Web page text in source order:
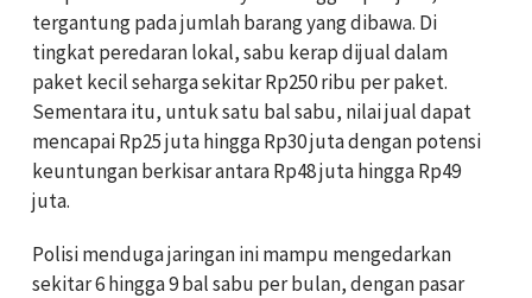
tergantung pada jumlah barang yang dibawa. Di
tingkat peredaran lokal, sabu kerap dijual dalam
paket kecil seharga sekitar Rp250 ribu per paket.
Sementara itu, untuk satu bal sabu, nilai jual dapat
mencapai Rp25 juta hingga Rp30 juta dengan potensi
keuntungan berkisar antara Rp48 juta hingga Rp49
juta.
Polisi menduga jaringan ini mampu mengedarkan
sekitar 6 hingga 9 bal sabu per bulan, dengan pasar